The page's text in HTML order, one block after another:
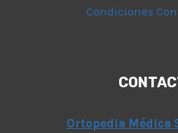
Condiciones
Ortopedia Médica